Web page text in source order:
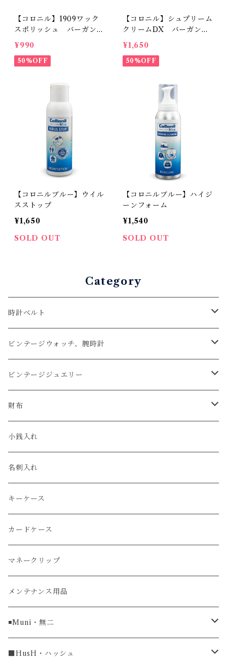
【コロニル】1909ワック
スポリッシュ バーガンデ
ィ（革靴用）
¥990
50%OFF
【コロニル】シュプリーム
クリームDX バーガンデ
ィ
¥1,650
50%OFF
【コロニルブルー】ウイル
スストップ
¥1,650
SOLD OUT
【コロニルブルー】ハイジ
ーンフォーム
¥1,540
SOLD OUT
Category
時計ベルト
アップルウォッチベルト
コードバン
クロコダイル
エコレザー
エレファント
アリゲーター
リザード
ガルーシャ（エイ）
牛革
ラグ幅16mm
ラグ幅18mm
ビンテージウォッチ、腕時計
オメガ / OMEGA
ユリスナルダン / ULYSSE NARDIN
セイコー / SEIKO
ルミノックス / LUMINOX
エルメス / HERMES
ビンテージジュエリー
カルティエ / Cartier
財布
コンパクト
長財布
小銭入れ
名刺入れ
キーケース
カードケース
マネークリップ
メンテナンス用品
◾️Muni・無二
長財布
■HusH・ハッシュ